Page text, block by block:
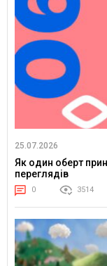
25.07.2026
Як один оберт
переглядів
0 3514